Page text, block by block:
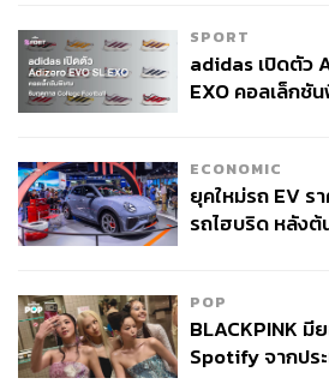
SPORT
adidas เปิดตัว
EXO คอลเล็กชั
ECONOMIC
ยุคใหม่รถ EV ร
รถไฮบริด หลัง
POP
BLACKPINK
Spotify จากปร